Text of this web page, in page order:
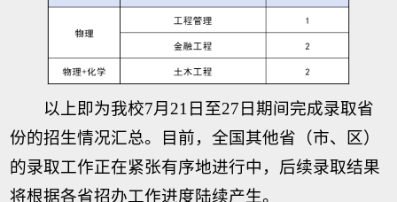
以上即为我校7月21日至27日期间完成录取省
份的招生情况汇总。目前，全国其他省（市、区）
的录取工作正在紧张有序地进行中，后续录取结果
将根据各省招办工作进度陆续产生。